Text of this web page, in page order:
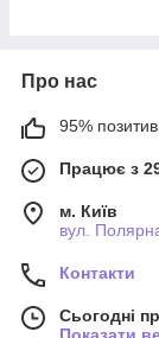
Про нас
95%
Працює з
м. Київ
вул.
Контакти
Сьогодні